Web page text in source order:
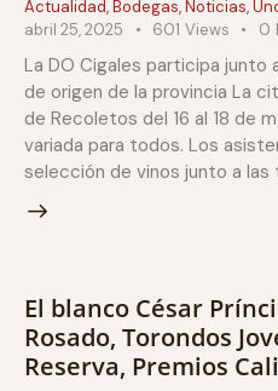
Actualidad,Bodegas,Noticias,
abril 25, 2025
601 Views 0
La DO Cigales participa junto
de origen de la provincia La
de Recoletos del 16 al 18 de
variada para todos. Los
selección de vinos junto a las
El blanco César
Rosado, Torondos
Reserva, Premios